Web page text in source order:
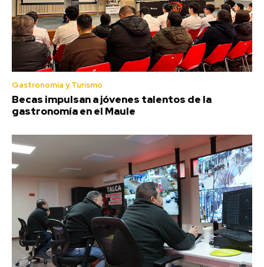
Gastronomía y Turismo
Becas impulsan a jóvenes talentos de la
gastronomía en el Maule